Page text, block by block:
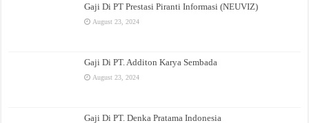
Gaji Di PT Prestasi Piranti Informasi (NEUVIZ)
August 23, 2024
Gaji Di PT. Additon Karya Sembada
August 23, 2024
Gaji Di PT. Denka Pratama Indonesia